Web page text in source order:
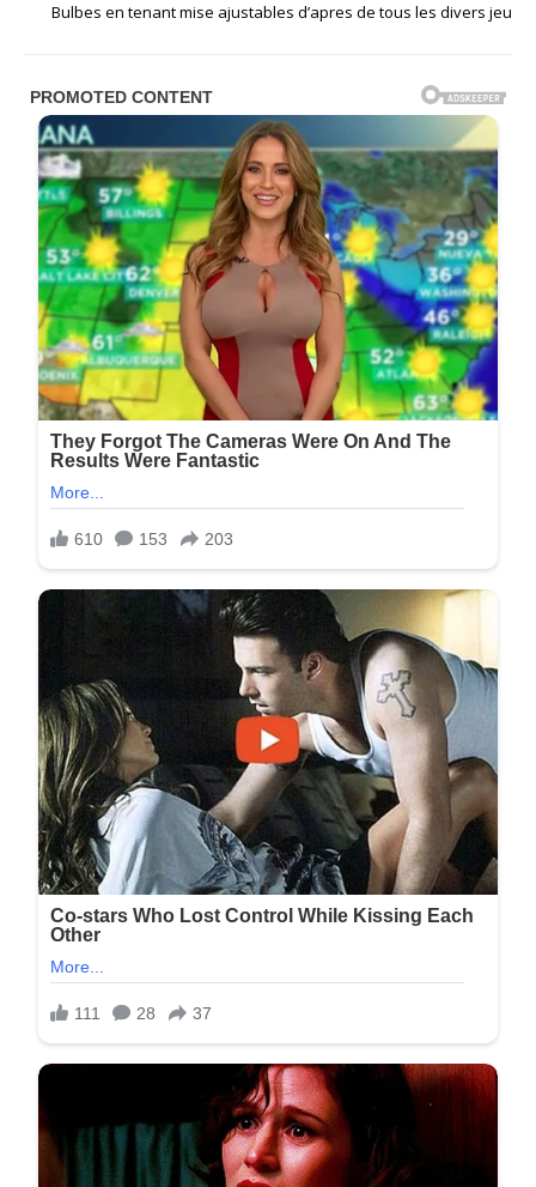
Bulbes en tenant mise ajustables d’apres de tous les divers jeu